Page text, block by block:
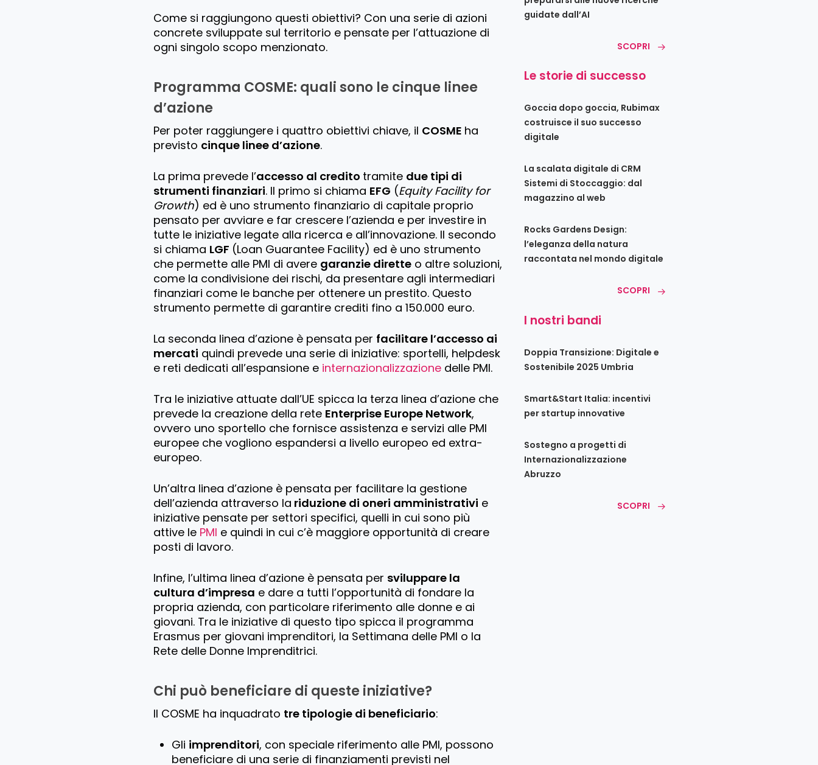
Come si raggiungono questi obiettivi? Con una serie di azioni
concrete sviluppate sul territorio e pensate per l’attuazione di
ogni singolo scopo menzionato.
Programma COSME: quali sono le cinque linee
d’azione
Per poter raggiungere i quattro obiettivi chiave, il COSME ha
previsto cinque linee d’azione.
La prima prevede l’accesso al credito tramite due tipi di
strumenti finanziari. Il primo si chiama EFG (Equity Facility for
Growth) ed è uno strumento finanziario di capitale proprio
pensato per avviare e far crescere l’azienda e per investire in
tutte le iniziative legate alla ricerca e all’innovazione. Il secondo
si chiama LGF (Loan Guarantee Facility) ed è uno strumento
che permette alle PMI di avere garanzie dirette o altre soluzioni,
come la condivisione dei rischi, da presentare agli intermediari
finanziari come le banche per ottenere un prestito. Questo
strumento permette di garantire crediti fino a 150.000 euro.
La seconda linea d’azione è pensata per facilitare l’accesso ai
mercati quindi prevede una serie di iniziative: sportelli, helpdesk
e reti dedicati all’espansione e internazionalizzazione delle PMI.
Tra le iniziative attuate dall’UE spicca la terza linea d’azione che
prevede la creazione della rete Enterprise Europe Network,
ovvero uno sportello che fornisce assistenza e servizi alle PMI
europee che vogliono espandersi a livello europeo ed extra-
europeo.
Un’altra linea d’azione è pensata per facilitare la gestione
dell’azienda attraverso la riduzione di oneri amministrativi e
iniziative pensate per settori specifici, quelli in cui sono più
attive le PMI e quindi in cui c’è maggiore opportunità di creare
posti di lavoro.
Infine, l’ultima linea d’azione è pensata per sviluppare la
cultura d’impresa e dare a tutti l’opportunità di fondare la
propria azienda, con particolare riferimento alle donne e ai
giovani. Tra le iniziative di questo tipo spicca il programma
Erasmus per giovani imprenditori, la Settimana delle PMI o la
Rete delle Donne Imprenditrici.
Chi può beneficiare di queste iniziative?
Il COSME ha inquadrato tre tipologie di beneficiario:
Gli imprenditori, con speciale riferimento alle PMI, possono
beneficiare di una serie di finanziamenti previsti nel
guidate dall’AI
SCOPRI
Le storie di successo
Goccia dopo goccia, Rubimax
costruisce il suo successo
digitale
La scalata digitale di CRM
Sistemi di Stoccaggio: dal
magazzino al web
Rocks Gardens Design:
l’eleganza della natura
raccontata nel mondo digitale
SCOPRI
I nostri bandi
Doppia Transizione: Digitale e
Sostenibile 2025 Umbria
Smart&Start Italia: incentivi
per startup innovative
Sostegno a progetti di
Internazionalizzazione
Abruzzo
SCOPRI